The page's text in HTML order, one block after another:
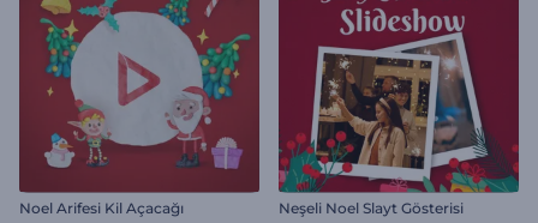
Noel Arifesi Kil Açacağı Neşeli Noel Slayt Gösterisi